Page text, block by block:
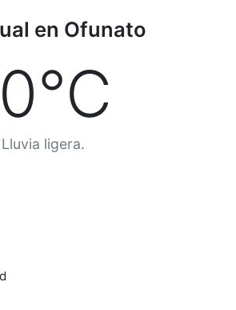
en Ofunato
ligera.